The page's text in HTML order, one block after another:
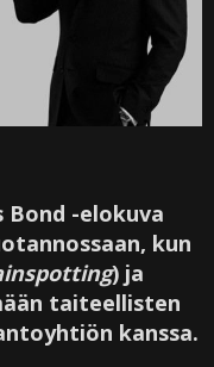
Bond -elokuva
kun
) ja
taiteellisten
kanssa.